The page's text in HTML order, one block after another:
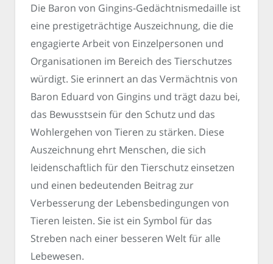
Die Baron von Gingins-Gedächtnismedaille ist
eine prestigeträchtige Auszeichnung, die die
engagierte Arbeit von Einzelpersonen und
Organisationen im Bereich des Tierschutzes
würdigt. Sie erinnert an das Vermächtnis von
Baron Eduard von Gingins und trägt dazu bei,
das Bewusstsein für den Schutz und das
Wohlergehen von Tieren zu stärken. Diese
Auszeichnung ehrt Menschen, die sich
leidenschaftlich für den Tierschutz einsetzen
und einen bedeutenden Beitrag zur
Verbesserung der Lebensbedingungen von
Tieren leisten. Sie ist ein Symbol für das
Streben nach einer besseren Welt für alle
Lebewesen.